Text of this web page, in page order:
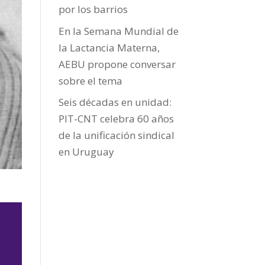
por los barrios
En la Semana Mundial de
la Lactancia Materna,
AEBU propone conversar
sobre el tema
Seis décadas en unidad:
PIT-CNT celebra 60 años
de la unificación sindical
en Uruguay